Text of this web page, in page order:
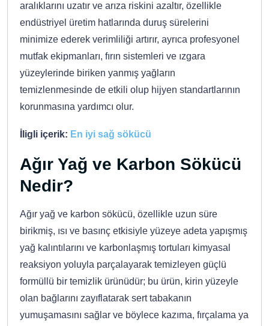
aralıklarını uzatır ve arıza riskini azaltır, özellikle
endüstriyel üretim hatlarında duruş sürelerini
minimize ederek verimliliği artırır, ayrıca profesyonel
mutfak ekipmanları, fırın sistemleri ve ızgara
yüzeylerinde biriken yanmış yağların
temizlenmesinde de etkili olup hijyen standartlarının
korunmasına yardımcı olur.
İligli içerik: En iyi sağ sökücü
Ağır Yağ ve Karbon Sökücü
Nedir?
Ağır yağ ve karbon sökücü, özellikle uzun süre
birikmiş, ısı ve basınç etkisiyle yüzeye adeta yapışmış
yağ kalıntılarını ve karbonlaşmış tortuları kimyasal
reaksiyon yoluyla parçalayarak temizleyen güçlü
formüllü bir temizlik ürünüdür; bu ürün, kirin yüzeyle
olan bağlarını zayıflatarak sert tabakanın
yumuşamasını sağlar ve böylece kazıma, fırçalama ya